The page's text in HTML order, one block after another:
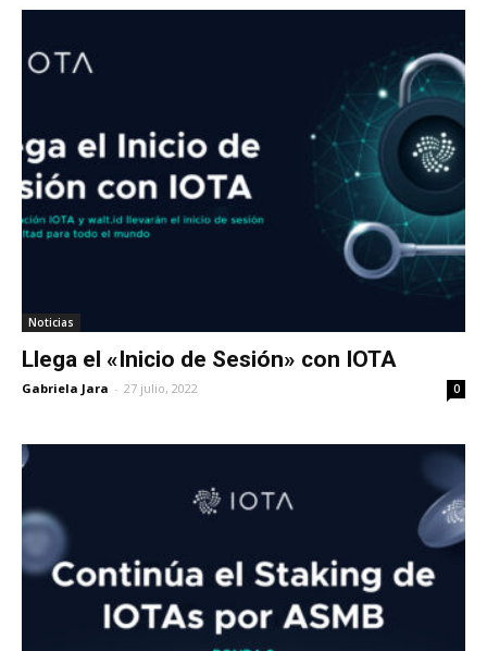
Noticias
Llega el «Inicio de Sesión» con IOTA
Gabriela Jara - 27 julio, 2022 0